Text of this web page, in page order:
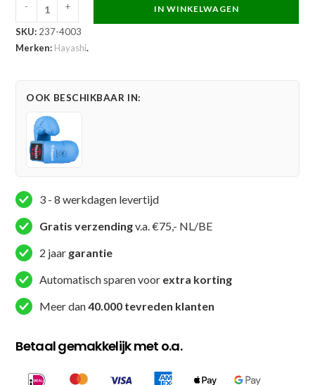
Hayashi
Karate
handschoenen
WKF
Approved
Zonder
-
Rood
aantal
- + IN WINKELWAGEN
SKU: 237-4003
Merken: Hayashi.
OOK BESCHIKBAAR IN:
3 - 8 werkdagen levertijd
Gratis verzendingv.a. €75,- NL/BE
2 jaar garantie
Automatisch sparen voor extra korting
Meer dan40.000 tevreden klanten
Betaal gemakkelijk met o.a.